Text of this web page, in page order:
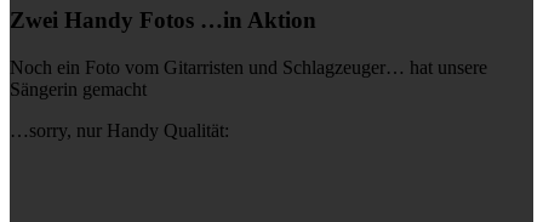
Zwei Handy Fotos …in Aktion
Noch ein Foto vom Gitarristen und Schlagzeuger… hat unsere
Sängerin gemacht
…sorry, nur Handy Qualität: